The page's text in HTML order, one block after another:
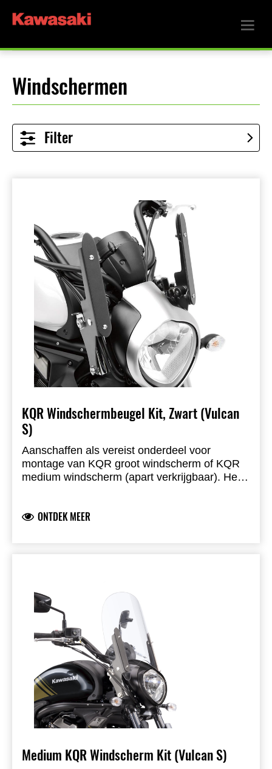
Windschermen
Filter
KQR Windschermbeugel Kit, Zwart (Vulcan
S)
Aanschaffen als vereist onderdeel voor
montage van KQR groot windscherm of KQR
medium windscherm (apart verkrijgbaar). Het
mogelijk.
ONTDEK MEER
Medium KQR Windscherm Kit (Vulcan S)